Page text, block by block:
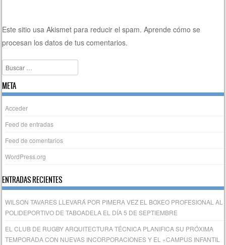
Este sitio usa Akismet para reducir el spam.Aprende cómo se
procesan los datos de tus comentarios.
Buscar
META
Acceder
Feed de entradas
Feed de comentarios
WordPress.org
ENTRADAS RECIENTES
WILSON TAVARES LLEVARÁ POR PIMERA VEZ EL BOXEO PROFESIONAL AL
POLIDEPORTIVO DE TABOADELA EL DÍA 5 DE SEPTIEMBRE
EL CLUB DE RUGBY ARQUITECTURA TÉCNICA PLANIFICA SU PRÓXIMA
TEMPORADA CON NUEVAS INCORPORACIONES Y EL «CAMPUS INFANTIL